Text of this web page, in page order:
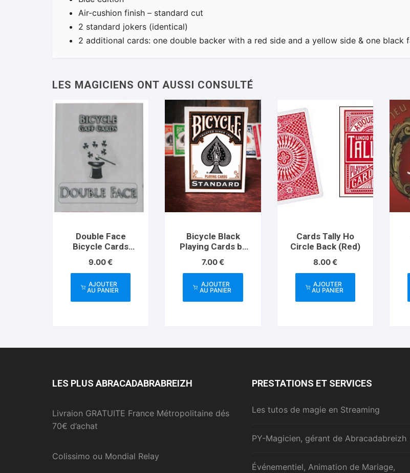
Air-cushion finish – standard cut
2 standard jokers (identical)
2 additional cards: one double backer with a red side and a yellow side & one black
Double Face
Bicycle Cards
(box color varies)
9.00€
AJOUTER
AU PANIER
Bicycle Black
Playing Cards by
US Playing Card
Co
7.00€
AJOUTER
AU PANIER
Cards Tally Ho
Circle Back (Red)
8.00€
AJOUTER
AU PANIER
LES PLUS ABRACADABRABREIZH
Livraion GRATUITE France Métropolitaine dés
70€ d’achat
Colissimo ou Mondial Relay
PRESTATIONS ET SERVICES
Les tutos de magie en Streaming
PY-Magicien, gérant de Abracadabreizh
Événementiel, Animation de Mariage,